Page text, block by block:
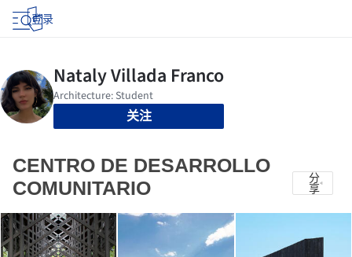
登录
关注
CENTRO DE DESARROLLO
COMUNITARIO
分
享